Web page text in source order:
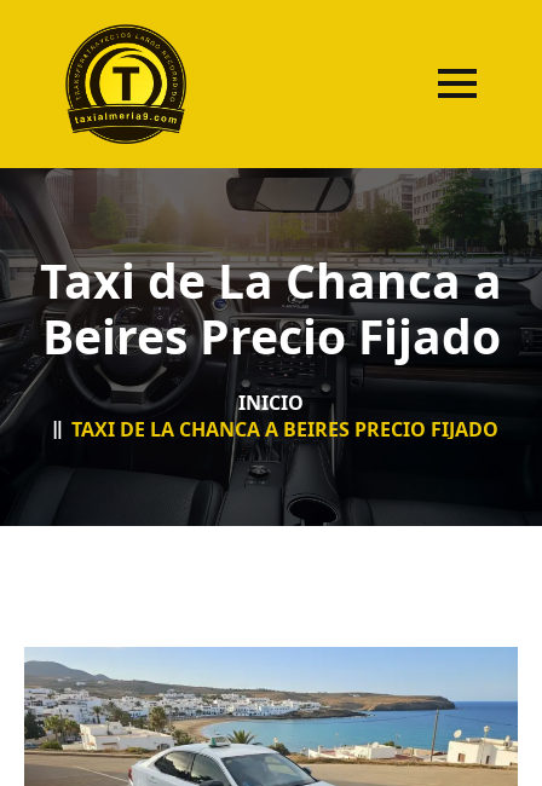
Taxi de La Chanca a
Beires Precio Fijado
INICIO
TAXI DE LA CHANCA A BEIRES PRECIO FIJADO